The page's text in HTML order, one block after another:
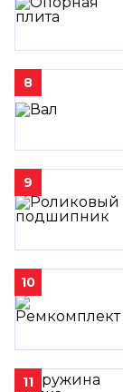
8
9
10
11